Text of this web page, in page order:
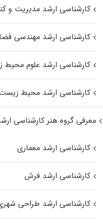
کارشناسی ارشد مدیریت و
کارشناسی ارشد مهندسی
کارشناسی ارشد علوم
کارشناسی ارشد محیط
معرفی گروه هنر کارشناسی
کارشناسی ارشد معماری
کارشناسی ارشد فرش
کارشناسی ارشد طراحی